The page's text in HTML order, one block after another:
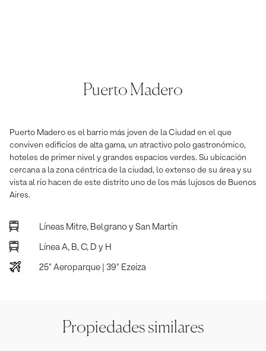
Puerto Madero
Puerto Madero es el barrio más joven de la Ciudad en el que
conviven edificios de alta gama, un atractivo polo gastronómico,
hoteles de primer nivel y grandes espacios verdes. Su ubicación
cercana a la zona céntrica de la ciudad, lo extenso de su área y su
vista al río hacen de este distrito uno de los más lujosos de Buenos
Aires.
Lí­neas Mitre, Belgrano y San Martí­n
Línea A, B, C, D y H
25" Aeroparque | 39" Ezeiza
Propiedades similares